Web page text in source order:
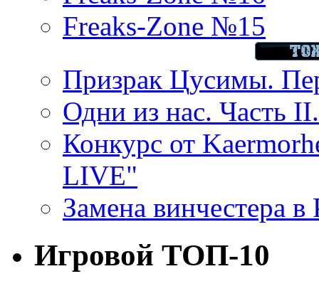
Freaks-Zone №15
Призрак Цусимы.
Одни из нас. Часть
Конкурс от
LIVE"
Замена винчестера
Игровой ТОП-10